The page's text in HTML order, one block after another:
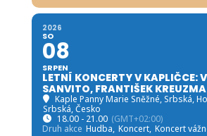
2026
SO
08
SRPEN
LETNÍ KONCERTY V KAPLIČCE:
SANVITO, FRANTIŠEK
Kaple Panny Marie Sněžné, Srbská,
Srbská, Česko
18.00 - 21.00 (GMT+02:00)
Druh akce Hudba, Koncert, Koncert